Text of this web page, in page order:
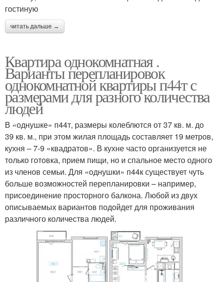
гостиную
читать дальше →
Квартира однокомнатная .
Варианты перепланировок
однокомнатной квартиры п44т с
размерами для разного количества
людей
В «однушке» п44т, размеры колеблются от 37 кв. м. до
39 кв. м., при этом жилая площадь составляет 19 метров,
кухня – 7-9 «квадратов». В кухне часто организуется не
только готовка, прием пищи, но и спальное место одного
из членов семьи. Для «однушки» п44к существует чуть
больше возможностей перепланировки – например,
присоединение просторного балкона. Любой из двух
описываемых вариантов подойдет для проживания
различного количества людей.